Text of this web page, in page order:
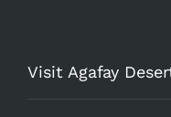
Visit Agafay